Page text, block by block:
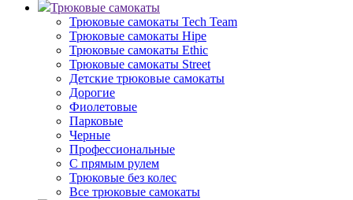
Трюковые самокаты
Трюковые самокаты Tech Team
Трюковые самокаты Hipe
Трюковые самокаты Ethic
Трюковые самокаты Street
Детские трюковые самокаты
Дорогие
Фиолетовые
Парковые
Черные
Профессиональные
С прямым рулем
Трюковые без колес
Все трюковые самокаты